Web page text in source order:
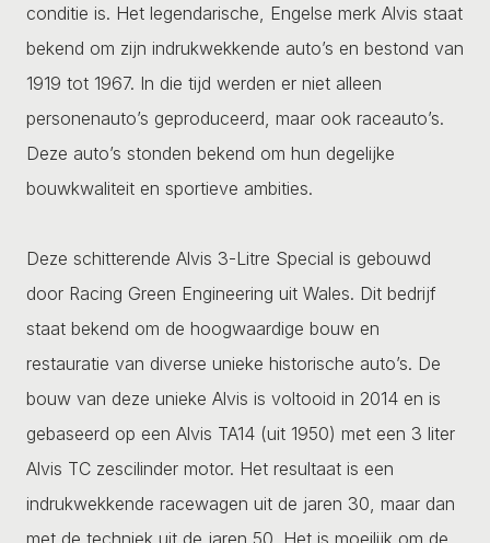
conditie is. Het legendarische, Engelse merk Alvis staat
bekend om zijn indrukwekkende auto’s en bestond van
1919 tot 1967. In die tijd werden er niet alleen
personenauto’s geproduceerd, maar ook raceauto’s.
Deze auto’s stonden bekend om hun degelijke
bouwkwaliteit en sportieve ambities.
Deze schitterende Alvis 3-Litre Special is gebouwd
door Racing Green Engineering uit Wales. Dit bedrijf
staat bekend om de hoogwaardige bouw en
restauratie van diverse unieke historische auto’s. De
bouw van deze unieke Alvis is voltooid in 2014 en is
gebaseerd op een Alvis TA14 (uit 1950) met een 3 liter
Alvis TC zescilinder motor. Het resultaat is een
indrukwekkende racewagen uit de jaren 30, maar dan
met de techniek uit de jaren 50. Het is moeilijk om de